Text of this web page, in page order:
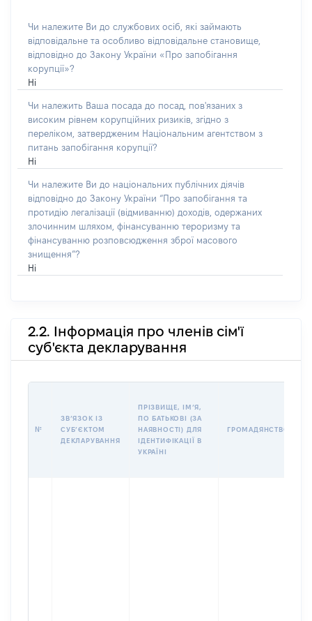
Чи належите Ви до службових осіб, які займають
відповідальне та особливо відповідальне становище,
відповідно до Закону України «Про запобігання
корупції»?
Ні
Чи належить Ваша посада до посад, пов'язаних з
високим рівнем корупційних ризиків, згідно з
переліком, затвердженим Національним агентством з
питань запобігання корупції?
Ні
Чи належите Ви до національних публічних діячів
відповідно до Закону України “Про запобігання та
протидію легалізації (відмиванню) доходів, одержаних
злочинним шляхом, фінансуванню тероризму та
фінансуванню розповсюдження зброї масового
знищення”?
Ні
2.2. Інформація про членів сім'ї
суб'єкта декларування
№
ЗВʼЯЗОК ІЗ
СУБʼЄКТОМ
ДЕКЛАРУВАННЯ
ПРІЗВИЩЕ, ІМʼЯ,
ПО БАТЬКОВІ (ЗА
НАЯВНОСТІ) ДЛЯ
ІДЕНТИФІКАЦІЇ В
УКРАЇНІ
ГРОМАДЯНСТВО